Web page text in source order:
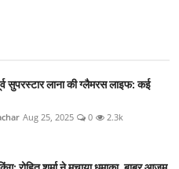
सुपरस्टार लाना की ग्लैमरस लाइफ: कई
Aug 25, 2025 0 2.3k